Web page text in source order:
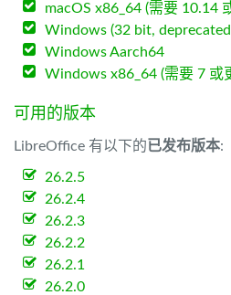
macOS x86_64 (需要 10.14
Windows (32 bit,
Windows Aarch64
Windows x86_64 (需要 7 或
可用的版本
LibreOffice 有以下的已发布版本:
26.2.5
26.2.4
26.2.3
26.2.2
26.2.1
26.2.0